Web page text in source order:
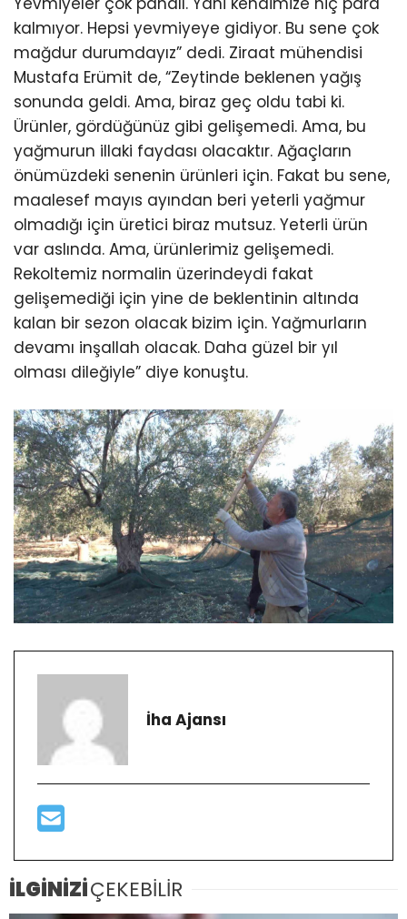
kalmıyor. Hepsi yevmiyeye gidiyor. Bu sene çok
mağdur durumdayız” dedi. Ziraat mühendisi
Mustafa Erümit de, “Zeytinde beklenen yağış
sonunda geldi. Ama, biraz geç oldu tabi ki.
Ürünler, gördüğünüz gibi gelişemedi. Ama, bu
yağmurun illaki faydası olacaktır. Ağaçların
önümüzdeki senenin ürünleri için. Fakat bu sene,
maalesef mayıs ayından beri yeterli yağmur
olmadığı için üretici biraz mutsuz. Yeterli ürün
var aslında. Ama, ürünlerimiz gelişemedi.
Rekoltemiz normalin üzerindeydi fakat
gelişemediği için yine de beklentinin altında
kalan bir sezon olacak bizim için. Yağmurların
devamı inşallah olacak. Daha güzel bir yıl
olması dileğiyle” diye konuştu.
İha Ajansı
İLGİNİZİÇEKEBİLİR